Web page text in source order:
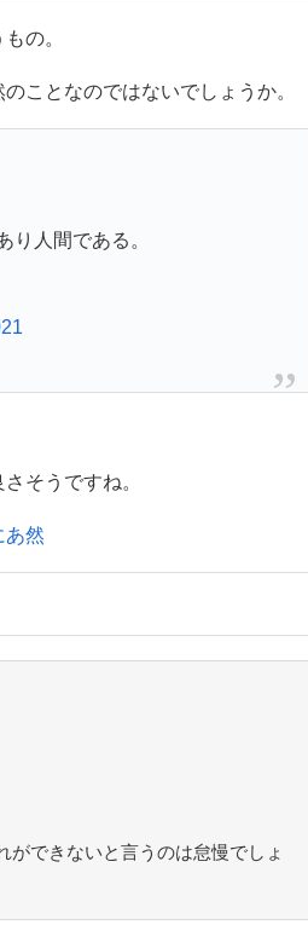
の。
ことなのではないでしょうか。
り人間である。
そうですね。
あ然
できないと言うのは怠慢でしょ